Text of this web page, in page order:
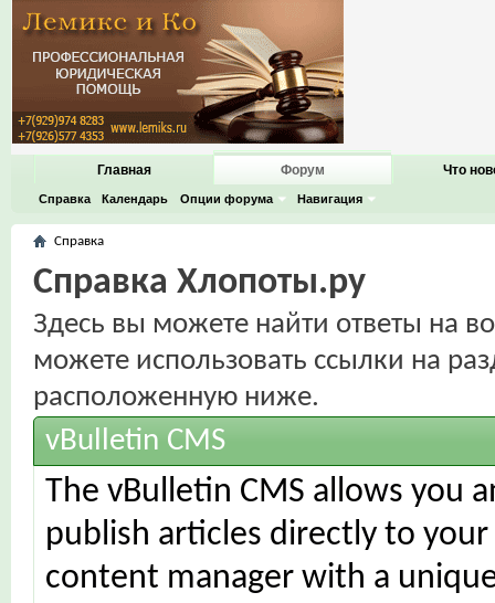
Главная Форум
Справка Календарь Опции форума Навигация
Что
Справка
Справка Хлопоты.ру
Здесь вы можете найти ответы на
можете использовать ссылки на
расположенную ниже.
vBulletin CMS
The vBulletin CMS allows you
publish articles directly to
content manager with a